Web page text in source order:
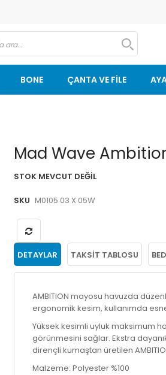
BONE ÇANTA VE FİLE
Mad Wave
STOK MEVCUT DEĞIL
SKU M0105 03 X 05W
DETAYLAR TAKSIT TABLOSU
AMBITION mayosu havuzda
ergonomik kesim, kullanımda
Yüksek kesimli uyluk maksimum
görünmesini sağlar. Ekstra
dirençli kumaştan üretilen
Malzeme: Polyester %100
Resim
galerisinin
başlangıcına